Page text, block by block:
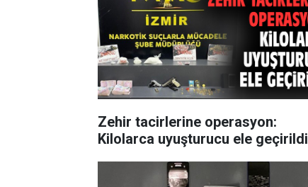
Zehir tacirlerine operasyon:
Kilolarca uyuşturucu ele geçirildi